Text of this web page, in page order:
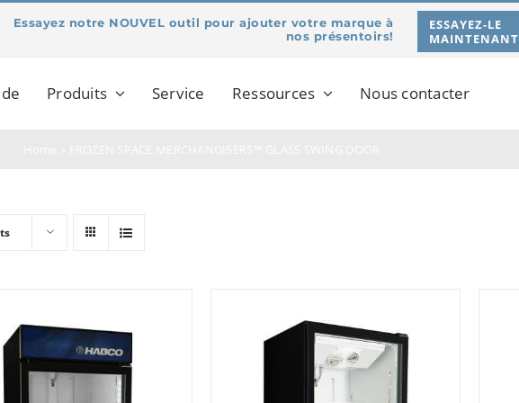
Essayez notre NOUVEL outil pour ajouter votre marque à
nos présentoirs!
ESSAYEZ-LE
MAINTENANT
Produits Service Ressources Nous contacter